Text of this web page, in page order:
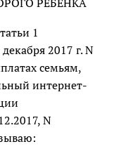
РЕБЕНКА
1
2017 г. N
семьям,
интернет-
N